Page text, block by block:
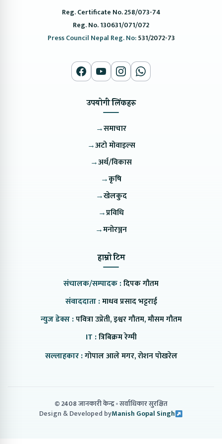
Reg. Certificate No. 258/073-74
Reg. No. 130631/071/072
Press Council Nepal Reg. No:531/2072-73
उपयोगी लिंकहरु
→समाचार
→अटो मोवाइल्स
→अर्थ/विकास
→कृषि
→खेलकुद
→प्रविधि
→मनोरञ्जन
हाम्रो टिम
संचालक/सम्पादक :दिपक गौतम
संवाददाता :माधव प्रसाद भट्टराई
न्युज डेक्स :पवित्रा उप्रेती, इश्वर गौतम, मौसम गौतम
IT :त्रिबिक्रम रेग्मी
सल्लाहकार :गोपाल आले मगर, रोशन पोखरेल
© 2408 जानकारी केन्द्र सर्वाधिकार सुरक्षित
Design & Developed byManish Gopal Singh